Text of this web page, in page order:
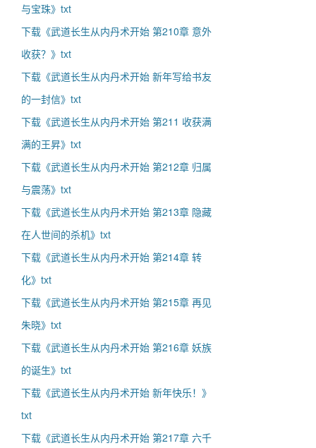
与宝珠》txt
下载《武道长生从内丹术开始 第210章 意外
收获？》txt
下载《武道长生从内丹术开始 新年写给书友
的一封信》txt
下载《武道长生从内丹术开始 第211 收获满
满的王昇》txt
下载《武道长生从内丹术开始 第212章 归属
与震荡》txt
下载《武道长生从内丹术开始 第213章 隐藏
在人世间的杀机》txt
下载《武道长生从内丹术开始 第214章 转
化》txt
下载《武道长生从内丹术开始 第215章 再见
朱晓》txt
下载《武道长生从内丹术开始 第216章 妖族
的诞生》txt
下载《武道长生从内丹术开始 新年快乐！》
txt
下载《武道长生从内丹术开始 第217章 六千